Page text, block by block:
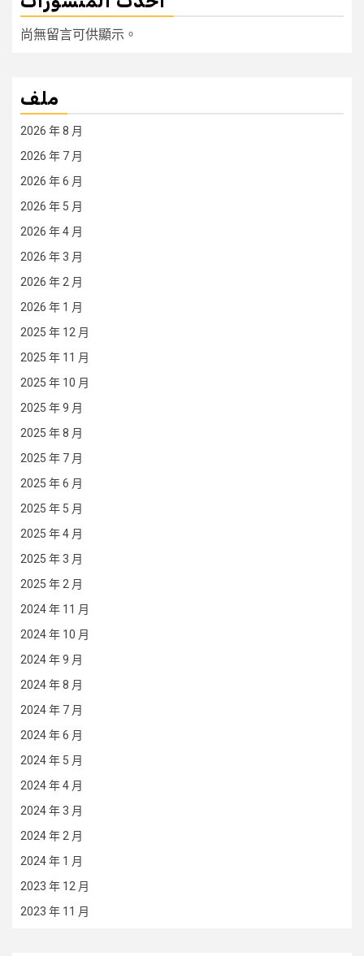
尚無留言可供顯示。
ملف
2026 年 8 月
2026 年 7 月
2026 年 6 月
2026 年 5 月
2026 年 4 月
2026 年 3 月
2026 年 2 月
2026 年 1 月
2025 年 12 月
2025 年 11 月
2025 年 10 月
2025 年 9 月
2025 年 8 月
2025 年 7 月
2025 年 6 月
2025 年 5 月
2025 年 4 月
2025 年 3 月
2025 年 2 月
2024 年 11 月
2024 年 10 月
2024 年 9 月
2024 年 8 月
2024 年 7 月
2024 年 6 月
2024 年 5 月
2024 年 4 月
2024 年 3 月
2024 年 2 月
2024 年 1 月
2023 年 12 月
2023 年 11 月